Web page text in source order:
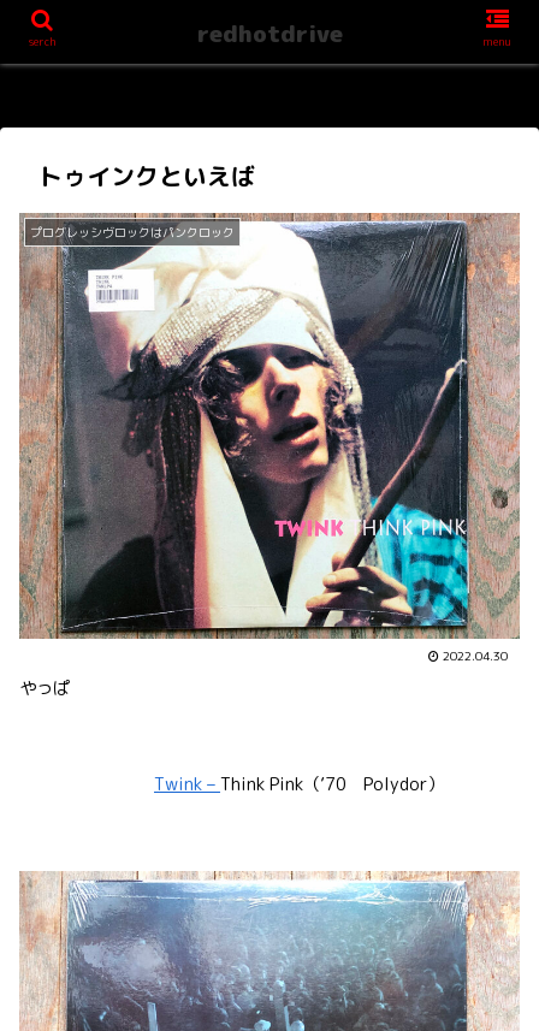
トゥインクといえば
プログレッシヴロックはパンクロック
2022.04.30
やっぱ
Twink – Think Pink（’70 Polydor）
serch redhotdrive menu